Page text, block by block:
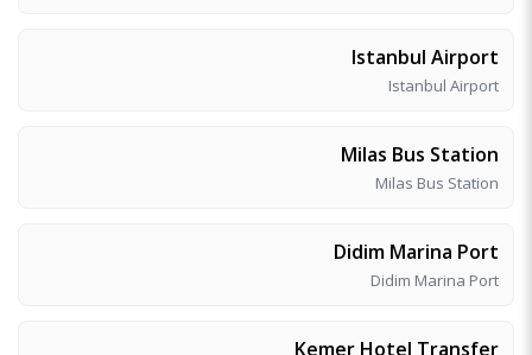
Istanbul Airport
Istanbul Airport
Milas Bus Station
Milas Bus Station
Didim Marina Port
Didim Marina Port
Kemer Hotel Transfer